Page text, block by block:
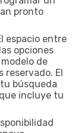
pronto
espacio entre
opciones
de
reservado. El
búsqueda
incluye tu